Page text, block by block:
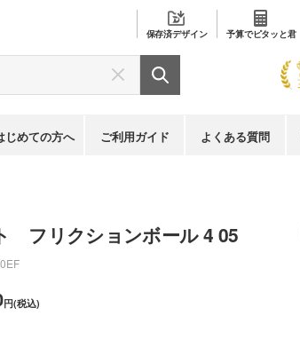
保存済デザイン 予算でピタッと君
じめての方へ ご利用ガイド よくある質問
フリクションボール 4 05
円(税込)